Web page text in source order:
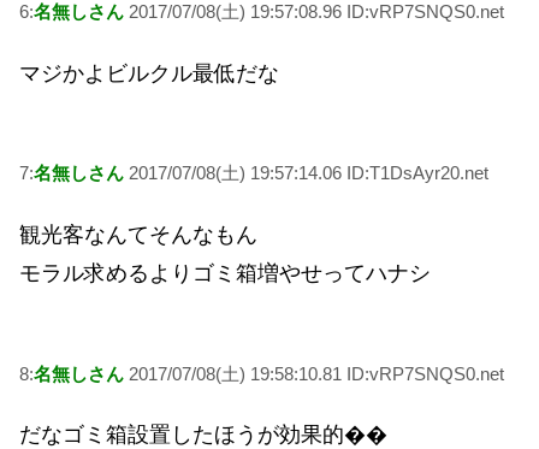
6:名無しさん 2017/07/08(土) 19:57:08.96 ID:vRP7SNQS0.net
マジかよビルクル最低だな
7:名無しさん 2017/07/08(土) 19:57:14.06 ID:T1DsAyr20.net
観光客なんてそんなもん
モラル求めるよりゴミ箱増やせってハナシ
8:名無しさん 2017/07/08(土) 19:58:10.81 ID:vRP7SNQS0.net
だなゴミ箱設置したほうが効果的��